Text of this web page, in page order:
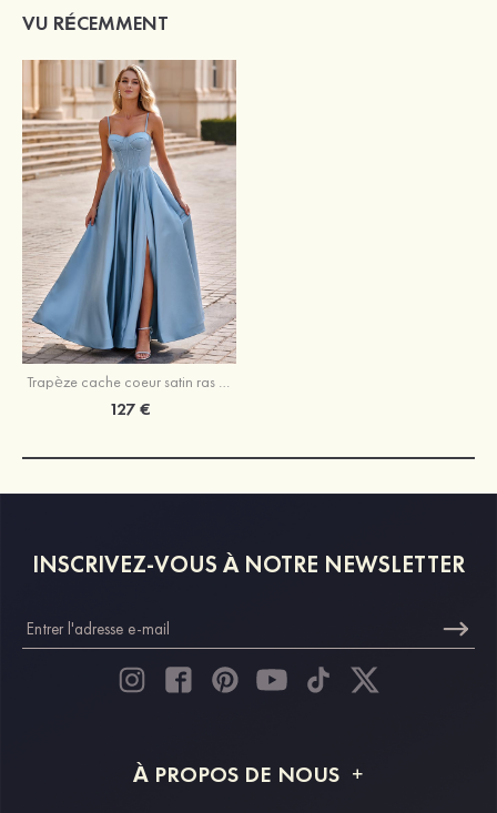
VU RÉCEMMENT
Trapèze cache coeur satin ras du sol robe de bal avec poches
127 €
INSCRIVEZ-VOUS À NOTRE NEWSLETTER
À PROPOS DE NOUS